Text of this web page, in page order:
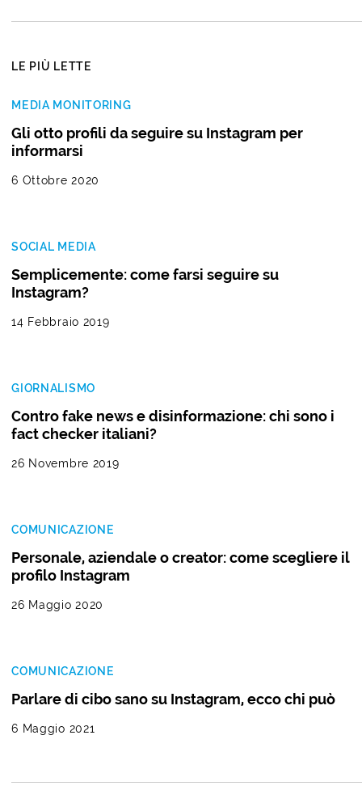
LE PIÙ LETTE
MEDIA MONITORING
Gli otto profili da seguire su Instagram per
informarsi
6 Ottobre 2020
SOCIAL MEDIA
Semplicemente: come farsi seguire su
Instagram?
14 Febbraio 2019
GIORNALISMO
Contro fake news e disinformazione: chi sono i
fact checker italiani?
26 Novembre 2019
COMUNICAZIONE
Personale, aziendale o creator: come scegliere il
profilo Instagram
26 Maggio 2020
COMUNICAZIONE
Parlare di cibo sano su Instagram, ecco chi può
6 Maggio 2021